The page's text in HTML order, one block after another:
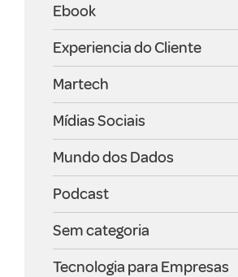
Ebook
Experiencia do Cliente
Martech
Mídias Sociais
Mundo dos Dados
Podcast
Sem categoria
Tecnologia para Empresas